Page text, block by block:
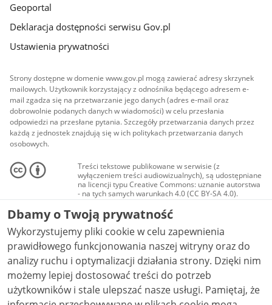
Geoportal
Deklaracja dostępności serwisu Gov.pl
Ustawienia prywatności
Strony dostępne w domenie www.gov.pl mogą zawierać adresy skrzynek
mailowych. Użytkownik korzystający z odnośnika będącego adresem e-
mail zgadza się na przetwarzanie jego danych (adres e-mail oraz
dobrowolnie podanych danych w wiadomości) w celu przesłania
odpowiedzi na przesłane pytania. Szczegóły przetwarzania danych przez
każdą z jednostek znajdują się w ich politykach przetwarzania danych
osobowych.
Treści tekstowe publikowane w serwisie (z
wyłączeniem treści audiowizualnych), są udostępniane
na licencji typu Creative Commons: uznanie autorstwa
- na tych samych warunkach 4.0 (CC BY-SA 4.0).
Materiały audiowizualne, w tym zdjęcia, materiały
audio i wideo, są udostępniane na licencji typu
Creative Commons: uznanie autorstwa użycie
niekomercyjne - bez utworów zależnych 4.0 (CC BY-
NC-ND 4.0), o ile nie jest to stwierdzone inaczej.
Dbamy o Twoją prywatność
Wykorzystujemy pliki cookie w celu zapewnienia
prawidłowego funkcjonowania naszej witryny oraz do
analizy ruchu i optymalizacji działania strony. Dzięki nim
możemy lepiej dostosować treści do potrzeb
użytkowników i stale ulepszać nasze usługi. Pamiętaj, że